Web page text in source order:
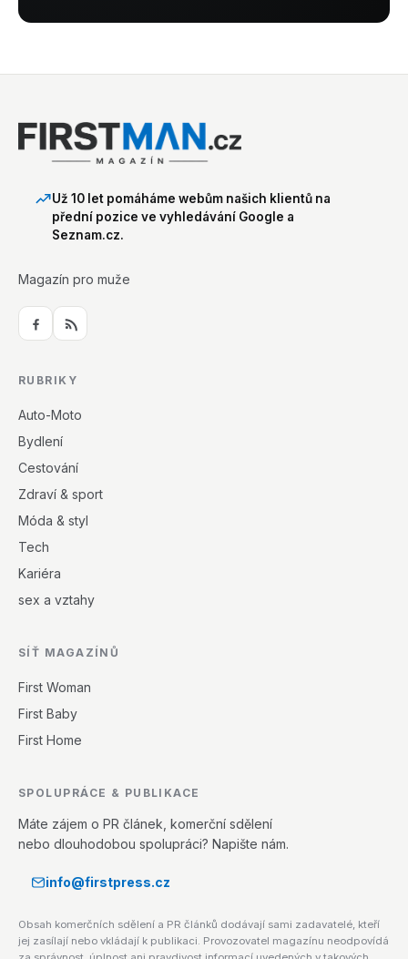
Už 10 let pomáháme webům našich klientů na
přední pozice ve vyhledávání Google a
Seznam.cz.
Magazín pro muže
RUBRIKY
Auto-Moto
Bydlení
Cestování
Zdraví & sport
Móda & styl
Tech
Kariéra
sex a vztahy
SÍŤ MAGAZÍNŮ
First Woman
First Baby
First Home
SPOLUPRÁCE & PUBLIKACE
Máte zájem o PR článek, komerční sdělení
nebo dlouhodobou spolupráci? Napište nám.
info@firstpress.cz
Obsah komerčních sdělení a PR článků dodávají sami zadavatelé, kteří
jej zasílají nebo vkládají k publikaci. Provozovatel magazínu neodpovídá